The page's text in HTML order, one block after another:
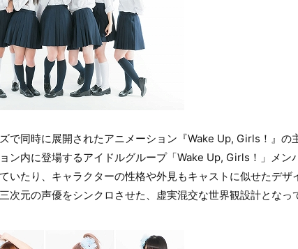
で同時に展開されたアニメーション『Wake Up, Girls！』の
ン内に登場するアイドルグループ「Wake Up, Girls！」メン
いたり、キャラクターの性格や外見もキャストに似せたデ
次元の声優をシンクロさせた、虚実混交な世界観設計となっ